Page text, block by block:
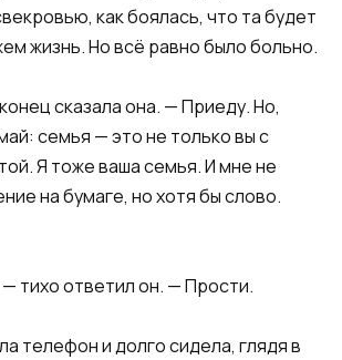
как боялась, что та будет
жизнь. Но всё равно было больно.​
сказала она. — Приеду. Но,
семья — это не только вы с
Я тоже ваша семья. И мне не
на бумаге, но хотя бы слово.
тихо ответил он. — Прости.​
телефон и долго сидела, глядя в